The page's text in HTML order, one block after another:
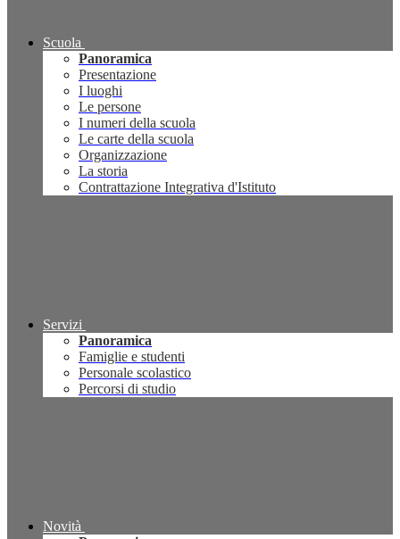
Scuola
Panoramica
Presentazione
I luoghi
Le persone
I numeri della scuola
Le carte della scuola
Organizzazione
La storia
Contrattazione Integrativa d'Istituto
Servizi
Panoramica
Famiglie e studenti
Personale scolastico
Percorsi di studio
Novità